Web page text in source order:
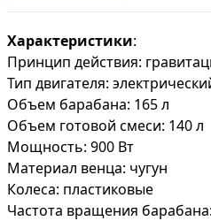
Характеристики:
Принцип действия:
Тип двигателя:
Объем барабана: 165 л
Объем готовой смеси: 140 л
Мощность: 900 Вт
Материал венца: чугун
Колеса: пластиковые
Частота вращения